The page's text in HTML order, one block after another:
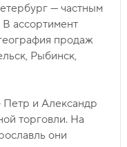
— частным
В ассортимент
продаж
Рыбинск,
и Александр
торговли. На
они